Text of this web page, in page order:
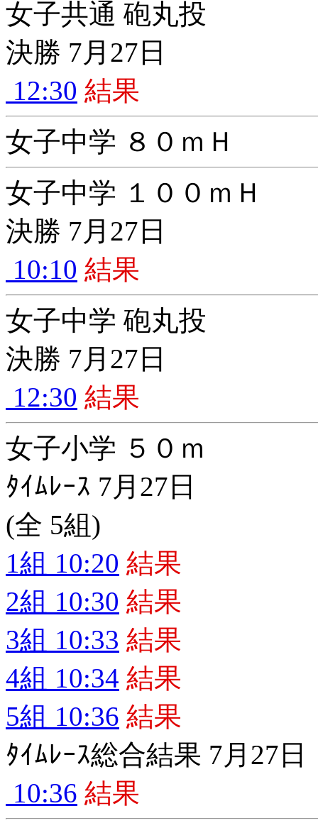
女子共通 砲丸投
決勝 7月27日
12:30 結果
女子中学 ８０ｍＨ
女子中学 １００ｍＨ
決勝 7月27日
10:10 結果
女子中学 砲丸投
決勝 7月27日
12:30 結果
女子小学 ５０ｍ
ﾀｲﾑﾚｰｽ 7月27日
(全 5組)
1組 10:20 結果
2組 10:30 結果
3組 10:33 結果
4組 10:34 結果
5組 10:36 結果
ﾀｲﾑﾚｰｽ総合結果 7月27日
10:36 結果